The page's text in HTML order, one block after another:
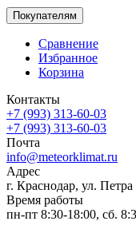
Покупателям
Сравнение
Избранное
Корзина
Контакты
+7 (993) 313-60-03
+7 (993) 313-60-03
Почта
info@meteorklimat.ru
Адрес
г. Краснодар, ул.
Время работы
пн-пт 8:30-18:00, сб.